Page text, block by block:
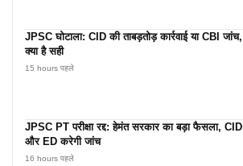
JPSC घोटाला: CID की ताबड़तोड़ कार्रवाई या CBI जांच,
क्या है सही
15 hours पहले
JPSC PT परीक्षा रद्द: हेमंत सरकार का बड़ा फैसला, CID
और ED करेगी जांच
16 hours पहले